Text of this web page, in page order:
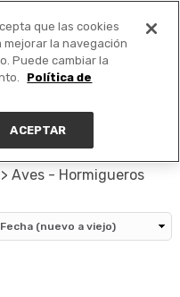
PUBLICA GRATIS +
Aves - Hormigueros
que las cookies
la navegación
Puede cambiar la
Política de
ACEPTAR